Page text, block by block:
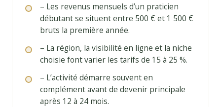
– Les revenus mensuels d’un praticien
débutant se situent entre 500 € et 1 500 €
bruts la première année.
– La région, la visibilité en ligne et la niche
choisie font varier les tarifs de 15 à 25 %.
– L’activité démarre souvent en
complément avant de devenir principale
après 12 à 24 mois.